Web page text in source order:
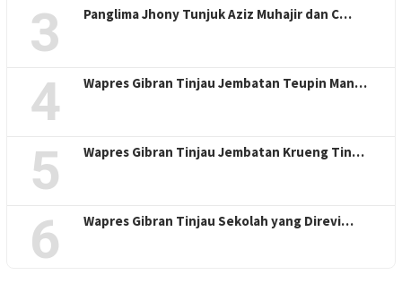
3 Panglima Jhony Tunjuk Aziz Muhajir dan C…
4 Wapres Gibran Tinjau Jembatan Teupin Man…
5 Wapres Gibran Tinjau Jembatan Krueng Tin…
6 Wapres Gibran Tinjau Sekolah yang Direvi…